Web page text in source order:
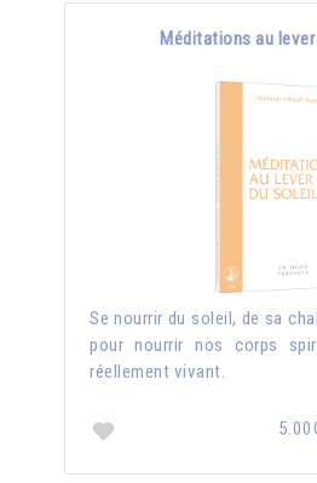
Méditations au lever
Se nourrir du soleil, de sa
pour nourrir nos corps
réellement vivant.